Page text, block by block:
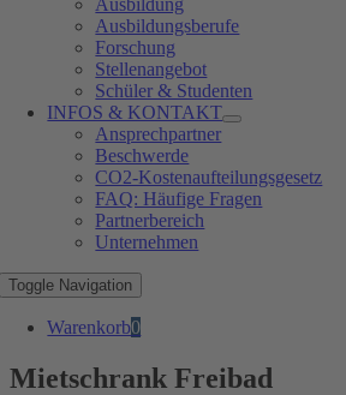
Ausbildung
Ausbildungsberufe
Forschung
Stellenangebot
Schüler & Studenten
INFOS & KONTAKT
Ansprechpartner
Beschwerde
CO2-Kostenaufteilungsgesetz
FAQ: Häufige Fragen
Partnerbereich
Unternehmen
Toggle Navigation
Warenkorb0
Mietschrank Freibad